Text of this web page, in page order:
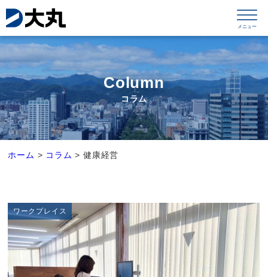
Column
コラム
ホーム > コラム >健康経営
ワークプレイス